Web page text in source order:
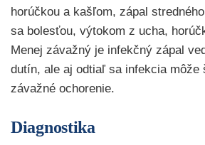
horúčkou a kašľom, zápal
sa bolesťou, výtokom z ucha,
Menej závažný je infekčný zápal
dutín, ale aj odtiaľ sa infekcia
závažné ochorenie.
Diagnostika